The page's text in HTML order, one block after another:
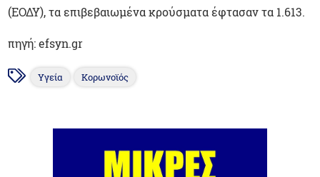
(ΕΟΔΥ), τα επιβεβαιωμένα κρούσματα έφτασαν τα 1.613.
πηγή: efsyn.gr
Υγεία Κορωνοϊός